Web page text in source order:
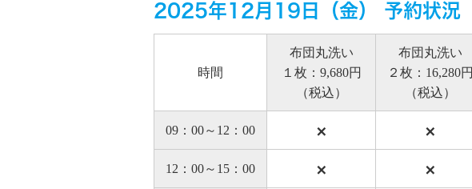
2025年12月19日（金） 予約状況
時間
布団丸洗い
１枚：9,680円
（税込）
布団丸洗い
２枚：16,280円
（税込）
09：00～12：00 × ×
12：00～15：00 × ×